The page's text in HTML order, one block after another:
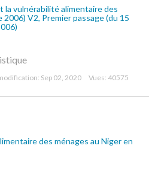
vulnérabilité alimentaire des
V2, Premier passage (du 15
Sep 02, 2020 Vues: 40575
des ménages au Niger en